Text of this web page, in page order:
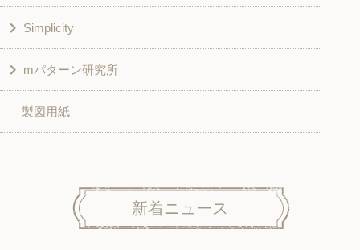
入園入学グッズ
その他
ワンピース
ベスト・ジャケット・コート
スカート
ニット地専用
学校家庭科教材用
その他
Simplicity
こども＆ベビー
ボトムス
ワンピース＆スーツ
mパターン研究所
子供服
ワンピース
製図用紙
新着ニュース